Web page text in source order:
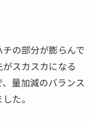
の部分が膨らんで
スカスカになる
量加減のバランス
た。